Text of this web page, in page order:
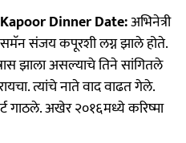
Dinner Date:अभिनेत्री
संजय कपूरशी लग्न झाले होते.
झाला असल्याचे तिने सांगितले
त्यांचे नाते वाद वाढत गेले.
गाठले. अखेर २०१६मध्ये करिष्मा